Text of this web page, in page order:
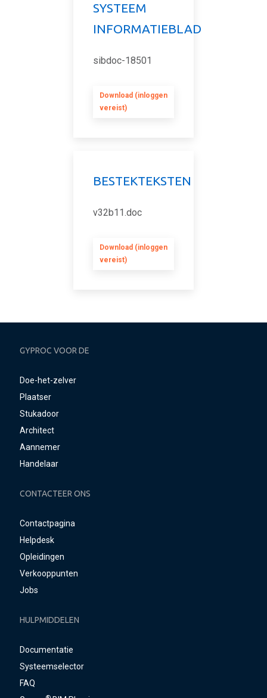
SYSTEEM
INFORMATIEBLAD
sibdoc-18501
Download (inloggen
vereist)
BESTEKTEKSTEN
v32b11.doc
Download (inloggen
vereist)
GYPROC VOOR DE
Doe-het-zelver
Plaatser
Stukadoor
Architect
Aannemer
Handelaar
CONTACTEER ONS
Contactpagina
Helpdesk
Opleidingen
Verkooppunten
Jobs
HULPMIDDELEN
Documentatie
Systeemselector
FAQ